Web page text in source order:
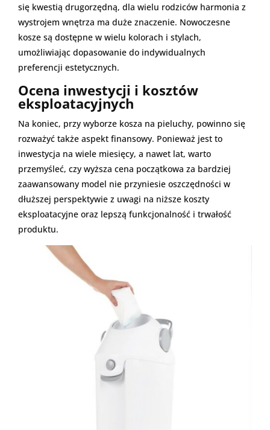
się kwestią drugorzędną, dla wielu rodziców harmonia z
wystrojem wnętrza ma duże znaczenie. Nowoczesne
kosze są dostępne w wielu kolorach i stylach,
umożliwiając dopasowanie do indywidualnych
preferencji estetycznych.
Ocena inwestycji i kosztów
eksploatacyjnych
Na koniec, przy wyborze kosza na pieluchy, powinno się
rozważyć także aspekt finansowy. Ponieważ jest to
inwestycja na wiele miesięcy, a nawet lat, warto
przemyśleć, czy wyższa cena początkowa za bardziej
zaawansowany model nie przyniesie oszczędności w
dłuższej perspektywie z uwagi na niższe koszty
eksploatacyjne oraz lepszą funkcjonalność i trwałość
produktu.